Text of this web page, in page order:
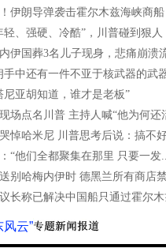
伊朗导弹袭击霍尔木兹海峡商船
轻、强硬、冷酷”，川普碰到狠人
伊国葬3名儿子现身，悲痛崩溃
手中还有一件不亚于核武器的武
尼亚胡知道，谁才是老板”
场点名川普 主持人喊“他为何还
悼哈米尼 川普思考后说：搞不
“他们全都聚集在那里 只要一发
别哈梅内伊时 德黑兰所有商店
长称已解决中国船只通过霍尔
云”